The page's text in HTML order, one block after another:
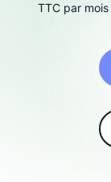
TTC par mois